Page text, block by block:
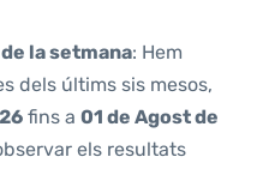
la setmana: Hem
dels últims sis mesos,
fins a 01 de Agost de
els resultats